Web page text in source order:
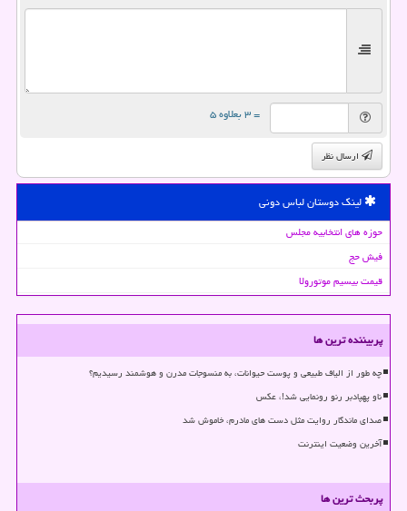
= ۳ بعلاوه ۵
ارسال نظر
لینک دوستان لباس دونی
حوزه های انتخابیه مجلس
فیش حج
قیمت بیسیم موتورولا
پربیننده ترین ها
چه طور از الیاف طبیعی و پوست حیوانات، به منسوجات مدرن و هوشمند رسیدیم؟
ناو پهپادبر رنو رونمایی شد!، عکس
صدای ماندگار روایت مثل دست های مادرم، خاموش شد
آخرین وضعیت اینترنت
پربحث ترین ها